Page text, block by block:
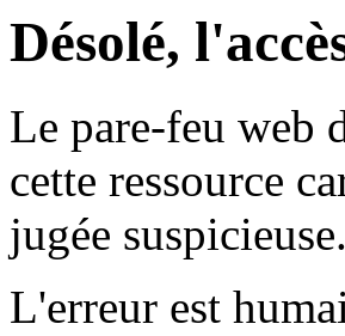
Désolé,
Le pare-feu web
cette ressource
jugée suspicieuse.
L'erreur est